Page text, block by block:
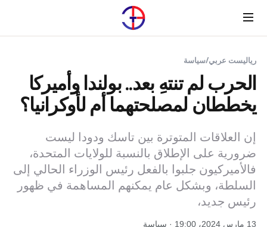
Menu
رياليست عربي/سياسة
الحرب لم تنتهِ بعد.. بولندا وأميركا
يخططان لمصلحتهما أم لأوكرانيا؟
إن العلاقات المتوترة بين تاسك ودودا ليست
ضرورية على الإطلاق بالنسبة للولايات المتحدة،
فالأميركيون جلبوا بالفعل رئيس الوزراء الحالي إلى
السلطة، وبشكل عام يمكنهم المساهمة في ظهور
رئيس جديد،
13 مارس 2024، 19:00 · سياسة